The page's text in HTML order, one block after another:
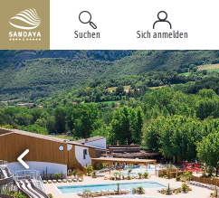
Suchen Sich anmelden